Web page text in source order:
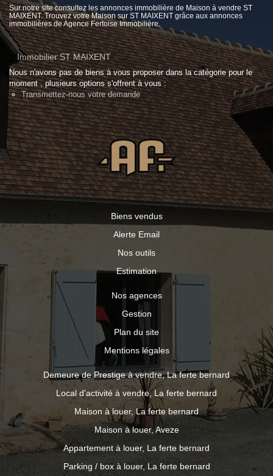
Sur notre site consultez les annonces immobilière de Maison à vendre ST
MAIXENT. Trouvez votre Maison sur ST MAIXENT grâce aux annonces
immobilières de Agence Fertoise Immobilière.
Immobilier ST MAIXENT
Nous n'avons pas de biens à vous proposer dans la catégorie pour le
moment , plusieurs options s'offrent à vous :
Transmettez-nous votre demande
Biens vendus
Alerte Email
Nos outils
Estimation
Nos agences
Gestion
Plan du site
Mentions légales
Demeure de Prestige à vendre, La ferte bernard
Local d'activité à vendre, La ferte bernard
Maison à louer, La ferte bernard
Maison à louer, Aveze
Appartement à louer, La ferte bernard
Parking / box à louer, La ferte bernard